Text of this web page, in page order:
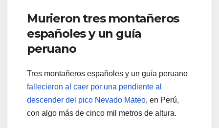
Murieron tres montañeros
españoles y un guía
peruano
Tres montañeros españoles y un guía peruano
fallecieron al caer por una pendiente al
descender del pico Nevado Mateo, en Perú,
con algo más de cinco mil metros de altura.